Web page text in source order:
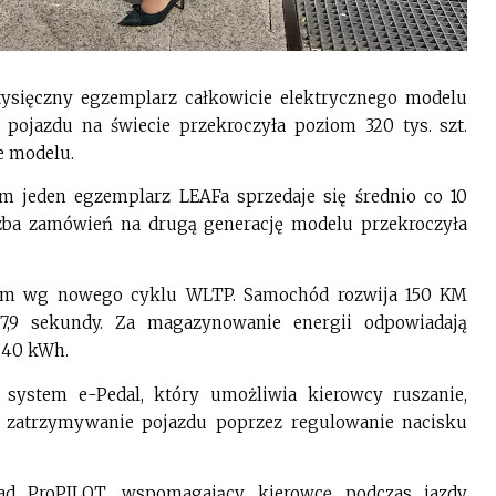
egzemplarz całkowicie elektrycznego modelu
na świecie przekroczyła poziom 320 tys. szt.
modelu.
jeden egzemplarz LEAFa sprzedaje się średnio co 10
zamówień na drugą generację modelu przekroczyła
wg nowego cyklu WLTP. Samochód rozwija 150 KM
Za magazynowanie energii odpowiadają
kWh.
e-Pedal, który umożliwia kierowcy ruszanie,
pojazdu poprzez regulowanie nacisku